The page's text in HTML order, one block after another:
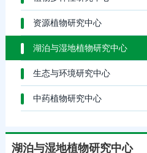
资源植物研究中心
湖泊与湿地植物研究中心
生态与环境研究中心
中药植物研究中心
湖泊与湿地植物研究中心